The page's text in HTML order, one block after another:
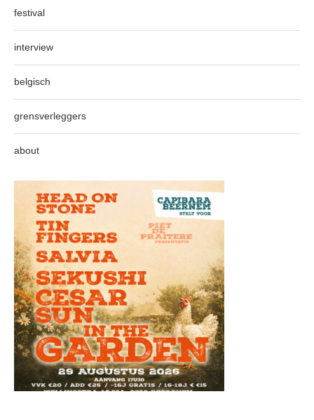
festival
interview
belgisch
grensverleggers
about